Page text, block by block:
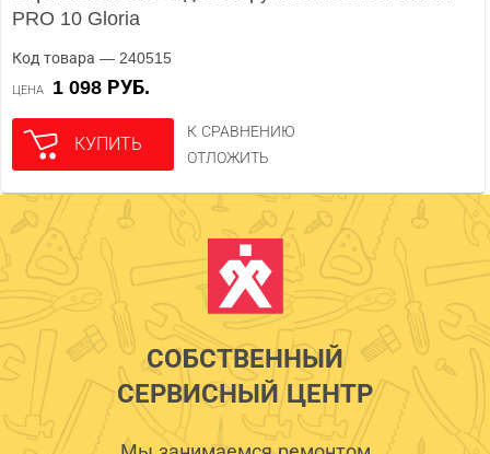
PRO 10 Gloria
Код товара — 240515
ЦЕНА 1 098 РУБ.
КУПИТЬ
К СРАВНЕНИЮ
ОТЛОЖИТЬ
СОБСТВЕННЫЙ
СЕРВИСНЫЙ ЦЕНТР